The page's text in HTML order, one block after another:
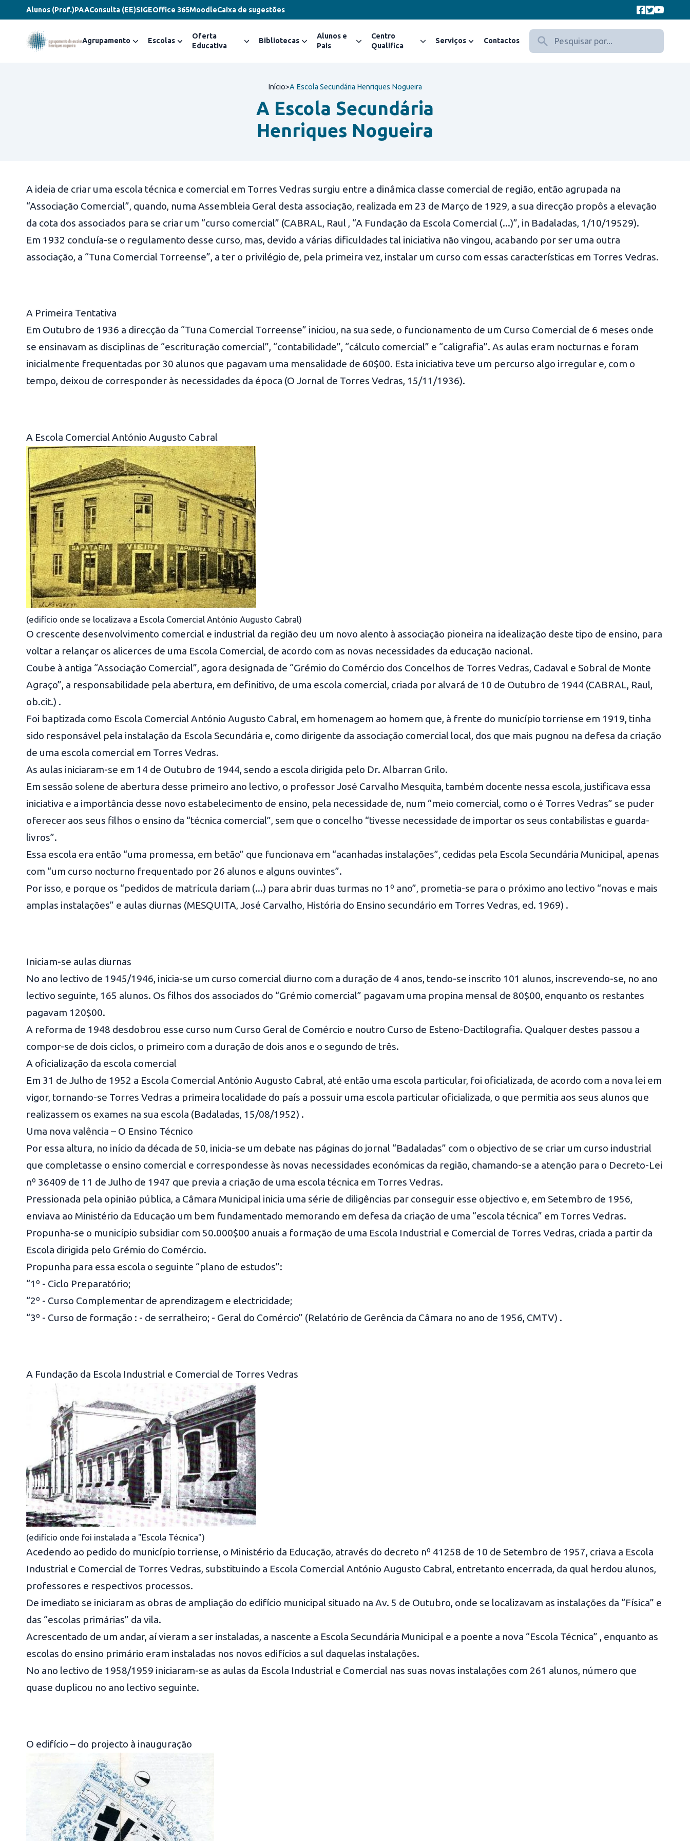
Alunos (Prof.)PAAConsulta (EE)SIGEOffice 365MoodleCaixa de sugestões
Agrupamento Escolas
Oferta
Educativa
Bibliotecas
Alunos e
Pais
Centro
Qualifica
Serviços Contactos
Início>A Escola Secundária Henriques Nogueira
A Escola Secundária
Henriques Nogueira
A ideia de criar uma escola técnica e comercial em Torres Vedras surgiu entre a dinâmica classe comercial de região, então agrupada na
“Associação Comercial”, quando, numa Assembleia Geral desta associação, realizada em 23 de Março de 1929, a sua direcção propôs a elevação
da cota dos associados para se criar um “curso comercial” (CABRAL, Raul , “A Fundação da Escola Comercial (...)”, in Badaladas, 1/10/19529).
Em 1932 concluía-se o regulamento desse curso, mas, devido a várias dificuldades tal iniciativa não vingou, acabando por ser uma outra
associação, a “Tuna Comercial Torreense”, a ter o privilégio de, pela primeira vez, instalar um curso com essas características em Torres Vedras.
A Primeira Tentativa
Em Outubro de 1936 a direcção da “Tuna Comercial Torreense” iniciou, na sua sede, o funcionamento de um Curso Comercial de 6 meses onde
se ensinavam as disciplinas de “escrituração comercial”, “contabilidade”, “cálculo comercial” e “caligrafia”. As aulas eram nocturnas e foram
inicialmente frequentadas por 30 alunos que pagavam uma mensalidade de 60$00. Esta iniciativa teve um percurso algo irregular e, com o
tempo, deixou de corresponder às necessidades da época (O Jornal de Torres Vedras, 15/11/1936).
A Escola Comercial António Augusto Cabral
(edifício onde se localizava a Escola Comercial António Augusto Cabral)
O crescente desenvolvimento comercial e industrial da região deu um novo alento à associação pioneira na idealização deste tipo de ensino, para
voltar a relançar os alicerces de uma Escola Comercial, de acordo com as novas necessidades da educação nacional.
Coube à antiga “Associação Comercial”, agora designada de “Grémio do Comércio dos Concelhos de Torres Vedras, Cadaval e Sobral de Monte
Agraço”, a responsabilidade pela abertura, em definitivo, de uma escola comercial, criada por alvará de 10 de Outubro de 1944 (CABRAL, Raul,
ob.cit.) .
Foi baptizada como Escola Comercial António Augusto Cabral, em homenagem ao homem que, à frente do município torriense em 1919, tinha
sido responsável pela instalação da Escola Secundária e, como dirigente da associação comercial local, dos que mais pugnou na defesa da criação
de uma escola comercial em Torres Vedras.
As aulas iniciaram-se em 14 de Outubro de 1944, sendo a escola dirigida pelo Dr. Albarran Grilo.
Em sessão solene de abertura desse primeiro ano lectivo, o professor José Carvalho Mesquita, também docente nessa escola, justificava essa
iniciativa e a importância desse novo estabelecimento de ensino, pela necessidade de, num “meio comercial, como o é Torres Vedras” se puder
oferecer aos seus filhos o ensino da “técnica comercial”, sem que o concelho “tivesse necessidade de importar os seus contabilistas e guarda-
livros”.
Essa escola era então “uma promessa, em betão” que funcionava em “acanhadas instalações”, cedidas pela Escola Secundária Municipal, apenas
com “um curso nocturno frequentado por 26 alunos e alguns ouvintes”.
Por isso, e porque os “pedidos de matrícula dariam (...) para abrir duas turmas no 1º ano”, prometia-se para o próximo ano lectivo “novas e mais
amplas instalações” e aulas diurnas (MESQUITA, José Carvalho, História do Ensino secundário em Torres Vedras, ed. 1969) .
Iniciam-se aulas diurnas
No ano lectivo de 1945/1946, inicia-se um curso comercial diurno com a duração de 4 anos, tendo-se inscrito 101 alunos, inscrevendo-se, no ano
lectivo seguinte, 165 alunos. Os filhos dos associados do “Grémio comercial” pagavam uma propina mensal de 80$00, enquanto os restantes
pagavam 120$00.
A reforma de 1948 desdobrou esse curso num Curso Geral de Comércio e noutro Curso de Esteno-Dactilografia. Qualquer destes passou a
compor-se de dois ciclos, o primeiro com a duração de dois anos e o segundo de três.
A oficialização da escola comercial
Em 31 de Julho de 1952 a Escola Comercial António Augusto Cabral, até então uma escola particular, foi oficializada, de acordo com a nova lei em
vigor, tornando-se Torres Vedras a primeira localidade do país a possuir uma escola particular oficializada, o que permitia aos seus alunos que
realizassem os exames na sua escola (Badaladas, 15/08/1952) .
Uma nova valência – O Ensino Técnico
Por essa altura, no início da década de 50, inicia-se um debate nas páginas do jornal “Badaladas” com o objectivo de se criar um curso industrial
que completasse o ensino comercial e correspondesse às novas necessidades económicas da região, chamando-se a atenção para o Decreto-Lei
nº 36409 de 11 de Julho de 1947 que previa a criação de uma escola técnica em Torres Vedras.
Pressionada pela opinião pública, a Câmara Municipal inicia uma série de diligências par conseguir esse objectivo e, em Setembro de 1956,
enviava ao Ministério da Educação um bem fundamentado memorando em defesa da criação de uma “escola técnica” em Torres Vedras.
Propunha-se o município subsidiar com 50.000$00 anuais a formação de uma Escola Industrial e Comercial de Torres Vedras, criada a partir da
Escola dirigida pelo Grémio do Comércio.
Propunha para essa escola o seguinte “plano de estudos”:
“1º - Ciclo Preparatório;
“2º - Curso Complementar de aprendizagem e electricidade;
“3º - Curso de formação : - de serralheiro; - Geral do Comércio” (Relatório de Gerência da Câmara no ano de 1956, CMTV) .
A Fundação da Escola Industrial e Comercial de Torres Vedras
(edifício onde foi instalada a "Escola Técnica")
Acedendo ao pedido do município torriense, o Ministério da Educação, através do decreto nº 41258 de 10 de Setembro de 1957, criava a Escola
Industrial e Comercial de Torres Vedras, substituindo a Escola Comercial António Augusto Cabral, entretanto encerrada, da qual herdou alunos,
professores e respectivos processos.
De imediato se iniciaram as obras de ampliação do edifício municipal situado na Av. 5 de Outubro, onde se localizavam as instalações da “Física” e
das “escolas primárias” da vila.
Acrescentado de um andar, aí vieram a ser instaladas, a nascente a Escola Secundária Municipal e a poente a nova “Escola Técnica” , enquanto as
escolas do ensino primário eram instaladas nos novos edifícios a sul daquelas instalações.
No ano lectivo de 1958/1959 iniciaram-se as aulas da Escola Industrial e Comercial nas suas novas instalações com 261 alunos, número que
quase duplicou no ano lectivo seguinte.
O edifício – do projecto à inauguração